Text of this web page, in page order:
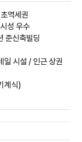
역세권
성 우수
준신축빌딩
일 시설 / 인근 상권
계식)